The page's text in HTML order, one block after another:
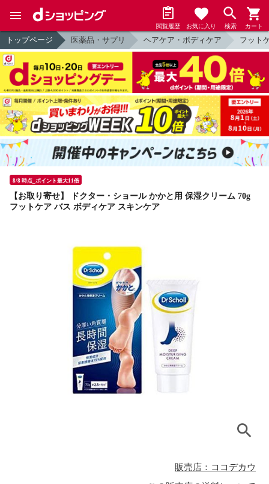
閲覧履歴 お気に入り 検索 カート
トップページ 医薬品・サプリ ヘアケア・ボディケア フット
8/8 時点_ポイント最大11倍
【お取り寄せ】 ドクター・ショール かかと用 保湿クリーム 70g
フットケア バス ボディケア スキンケア
販売店：ココデカウ